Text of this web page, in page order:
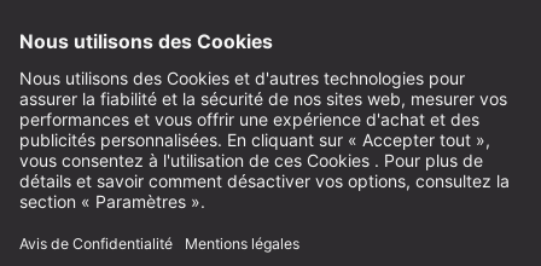
Mentions légales
Conditions Générales
Protection des Données
Paramètres des Cookies